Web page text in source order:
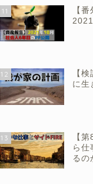
11
【
12
【
に生
13
【
ら仕
るの